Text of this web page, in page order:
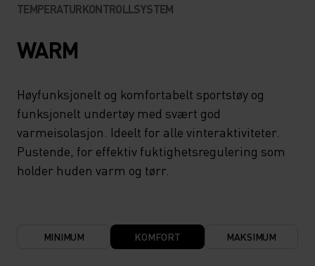
TEMPERATURKONTROLLSYSTEM
WARM
Høyfunksjonelt og komfortabelt sportstøy og
funksjonelt undertøy med svært god
varmeisolasjon. Ideelt for alle vinteraktiviteter.
Pustende, for effektiv fuktighetsregulering som
holder huden varm og tørr.
MINIMUM KOMFORT MAKSIMUM